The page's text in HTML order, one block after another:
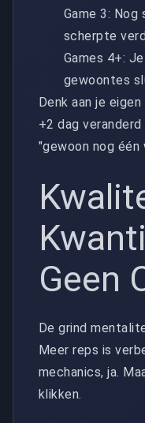
Game 3: Nog
scherpte
Games 4+:
gewoontes
Denk aan je
+2 dag
"gewoon nog één
Geen
De grind
Meer reps is
mechanics, ja.
klikken.